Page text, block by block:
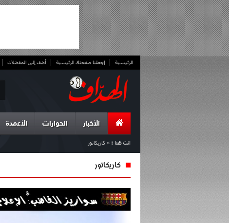
الرئيسية إجعلنا صفحتك الرئيسية أضف إلى المفضلات
الأخبار الحوارات الأعمدة
انت هنا : » كاريكاتور
كاريكاتور